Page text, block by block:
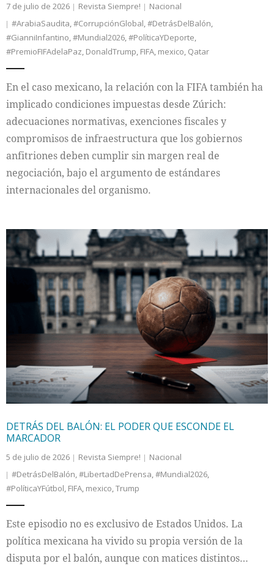
7 de julio de 2026 Revista Siempre!
Nacional
#ArabiaSaudita,#CorrupciónGlobal,#DetrásDelBalón,
#GianniInfantino,#Mundial2026,#PolíticaYDeporte,
#PremioFIFAdelaPaz, DonaldTrump, FIFA, mexico, Qatar
En el caso mexicano, la relación con la FIFA también ha
implicado condiciones impuestas desde Zúrich:
adecuaciones normativas, exenciones fiscales y
compromisos de infraestructura que los gobiernos
anfitriones deben cumplir sin margen real de
negociación, bajo el argumento de estándares
internacionales del organismo.
DETRÁS DEL BALÓN: EL PODER QUE ESCONDE EL
MARCADOR
5 de julio de 2026 Revista Siempre!
Nacional
#DetrásDelBalón,#LibertadDePrensa,#Mundial2026,
#PolíticaYFútbol, FIFA, mexico,Trump
Este episodio no es exclusivo de Estados Unidos. La
política mexicana ha vivido su propia versión de la
disputa por el balón, aunque con matices distintos…